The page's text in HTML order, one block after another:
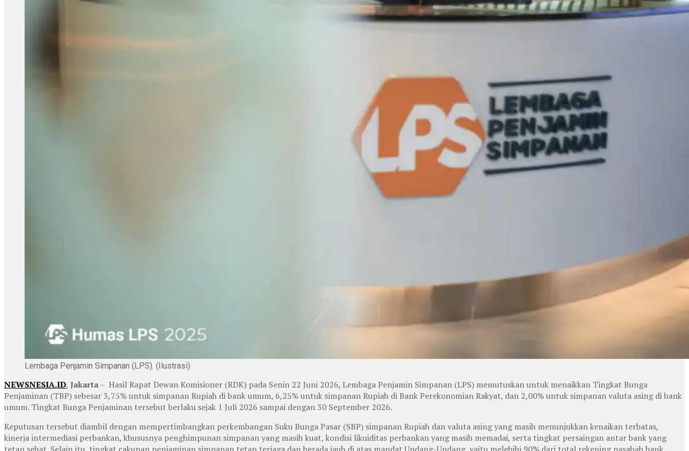
Lembaga Penjamin Simpanan (LPS). (Ilustrasi)
NEWSNESIA.ID, Jakarta– Hasil Rapat Dewan Komisioner (RDK) pada Senin 22 Juni 2026, Lembaga Penjamin Simpanan (LPS) memutuskan untuk menaikkan Tingkat Bunga
Penjaminan (TBP) sebesar 3,75% untuk simpanan Rupiah di bank umum, 6,25% untuk simpanan Rupiah di Bank Perekonomian Rakyat, dan 2,00% untuk simpanan valuta asing di bank
umum. Tingkat Bunga Penjaminan tersebut berlaku sejak 1 Juli 2026 sampai dengan 30 September 2026.
Keputusan tersebut diambil dengan mempertimbangkan perkembangan Suku Bunga Pasar (SBP) simpanan Rupiah dan valuta asing yang masih menunjukkan kenaikan terbatas,
kinerja intermediasi perbankan, khususnya penghimpunan simpanan yang masih kuat, kondisi likuiditas perbankan yang masih memadai, serta tingkat persaingan antar bank yang